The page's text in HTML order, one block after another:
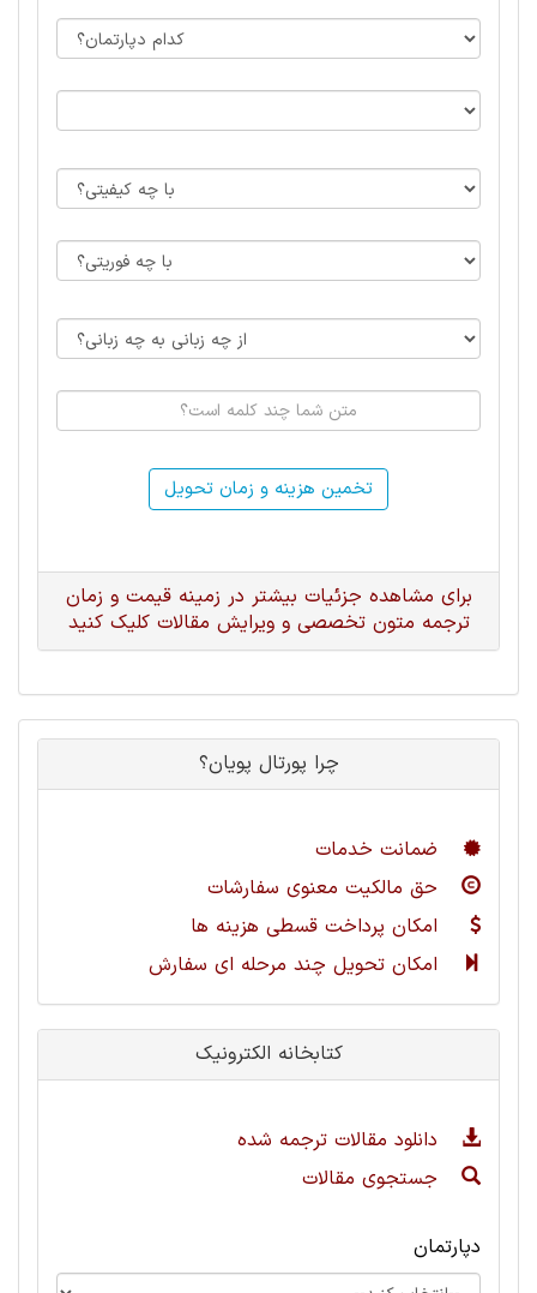
تخمین هزینه و زمان تحویل
برای مشاهده جزئیات بیشتر در زمینه قیمت و زمان
ترجمه متون تخصصی و ویرایش مقالات کلیک کنید
چرا پورتال پویان؟
ضمانت خدمات
حق مالکیت معنوی سفارشات
امکان پرداخت قسطی هزینه ها
امکان تحویل چند مرحله ای سفارش
کتابخانه الکترونیک
دانلود مقالات ترجمه شده
جستجوی مقالات
دپارتمان